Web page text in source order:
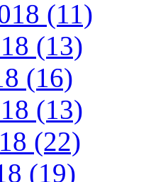
(11)
(13)
(16)
(13)
(22)
(19)